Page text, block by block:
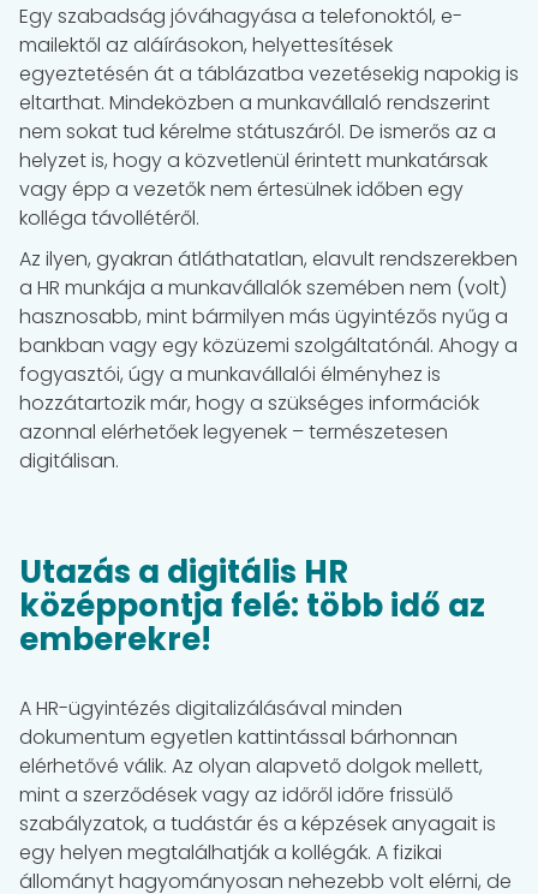
Egy szabadság jóváhagyása a telefonoktól, e-
mailektől az aláírásokon, helyettesítések
egyeztetésén át a táblázatba vezetésekig napokig is
eltarthat. Mindeközben a munkavállaló rendszerint
nem sokat tud kérelme státuszáról. De ismerős az a
helyzet is, hogy a közvetlenül érintett munkatársak
vagy épp a vezetők nem értesülnek időben egy
kolléga távollétéről.
Az ilyen, gyakran átláthatatlan, elavult rendszerekben
a HR munkája a munkavállalók szemében nem (volt)
hasznosabb, mint bármilyen más ügyintézős nyűg a
bankban vagy egy közüzemi szolgáltatónál. Ahogy a
fogyasztói, úgy a munkavállalói élményhez is
hozzátartozik már, hogy a szükséges információk
azonnal elérhetőek legyenek – természetesen
digitálisan.
Utazás a digitális HR
középpontja felé: több idő az
emberekre!
A HR-ügyintézés digitalizálásával minden
dokumentum egyetlen kattintással bárhonnan
elérhetővé válik. Az olyan alapvető dolgok mellett,
mint a szerződések vagy az időről időre frissülő
szabályzatok, a tudástár és a képzések anyagait is
egy helyen megtalálhatják a kollégák. A fizikai
állományt hagyományosan nehezebb volt elérni, de